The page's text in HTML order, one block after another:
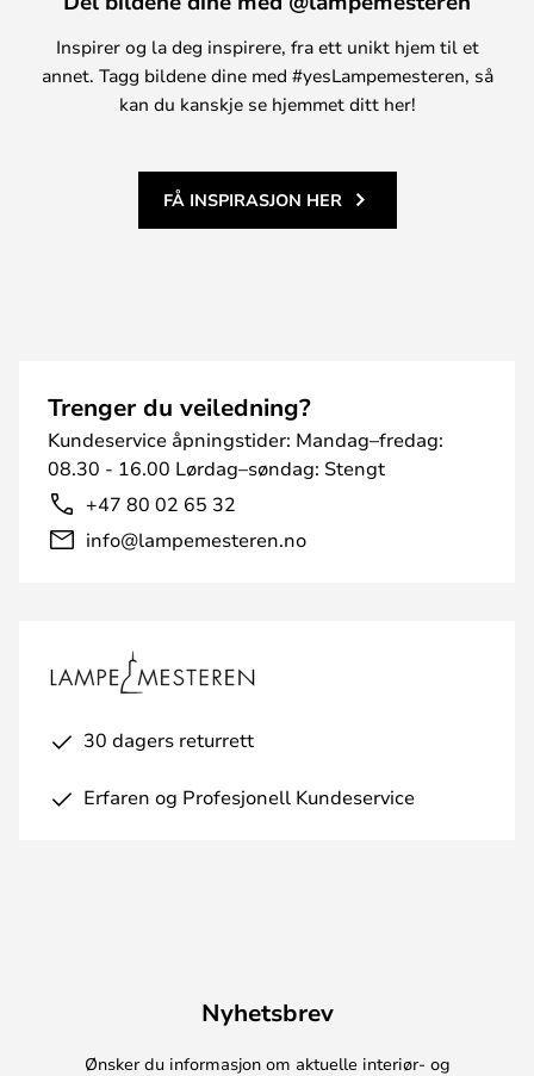
Inspirer og la deg inspirere, fra ett unikt hjem til et
annet. Tagg bildene dine med #yesLampemesteren, så
kan du kanskje se hjemmet ditt her!
FÅ INSPIRASJON HER
Trenger du veiledning?
Kundeservice åpningstider: Mandag–fredag:
08.30 - 16.00 Lørdag–søndag: Stengt
+47 80 02 65 32
info@lampemesteren.no
30 dagers returrett
Erfaren og Profesjonell Kundeservice
Nyhetsbrev
Ønsker du informasjon om aktuelle interiør- og